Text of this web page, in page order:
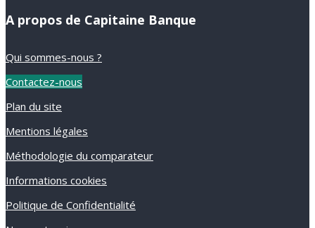
A propos de Capitaine Banque
Qui sommes-nous ?
Contactez-nous
Plan du site
Mentions légales
Méthodologie du comparateur
Informations cookies
Politique de Confidentialité